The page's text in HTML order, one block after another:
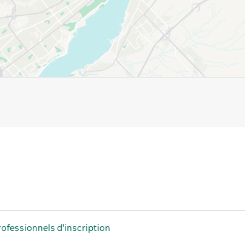
d'inscription